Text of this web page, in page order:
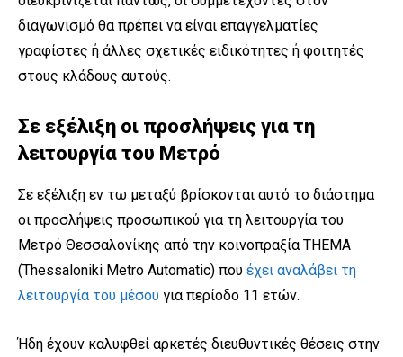
διαγωνισμό θα πρέπει να είναι επαγγελματίες
γραφίστες ή άλλες σχετικές ειδικότητες ή φοιτητές
στους κλάδους αυτούς.
Σε εξέλιξη οι προσλήψεις για τη
λειτουργία του Μετρό
Σε εξέλιξη εν τω μεταξύ βρίσκονται αυτό το διάστημα
οι προσλήψεις προσωπικού για τη λειτουργία του
Μετρό Θεσσαλονίκης από την κοινοπραξία THEMA
(Thessaloniki Metro Automatic) που έχει αναλάβει τη
λειτουργία του μέσου για περίοδο 11 ετών.
Ήδη έχουν καλυφθεί αρκετές διευθυντικές θέσεις στην